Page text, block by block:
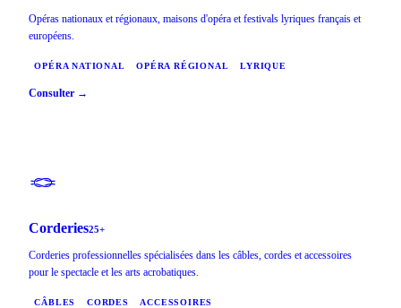
Opéras nationaux et régionaux, maisons d'opéra et festivals lyriques français et
européens.
OPÉRA NATIONAL OPÉRA RÉGIONAL LYRIQUE
Consulter →
🪢
Corderies25+
Corderies professionnelles spécialisées dans les câbles, cordes et accessoires
pour le spectacle et les arts acrobatiques.
CÂBLES CORDES ACCESSOIRES